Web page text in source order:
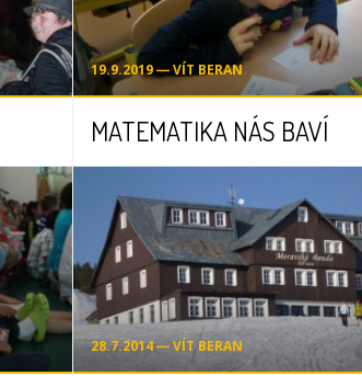
19.9.2019 ― VÍT BERAN
MATEMATIKA NÁS BAVÍ
28.7.2014 ― VÍT BERAN